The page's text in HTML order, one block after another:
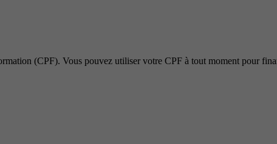
(CPF). Vous pouvez utiliser votre CPF à tout moment pour